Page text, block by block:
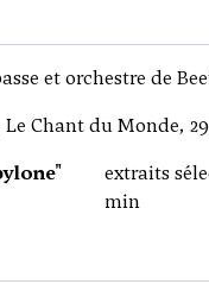
et orchestre de
Chant du Monde,
extraits
min